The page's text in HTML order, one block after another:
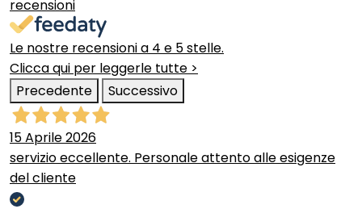
recensioni
Le nostre recensioni a 4 e 5 stelle.
Clicca qui per leggerle tutte >
Precedente
Successivo
15 Aprile 2026
servizio eccellente. Personale attento alle esigenze
del cliente